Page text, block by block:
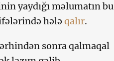
yaydığı məlumatın bu
hələ qalır.
sonra qalmaqal